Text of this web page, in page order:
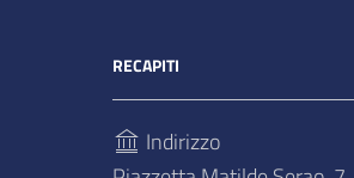
RECAPITI
Indirizzo